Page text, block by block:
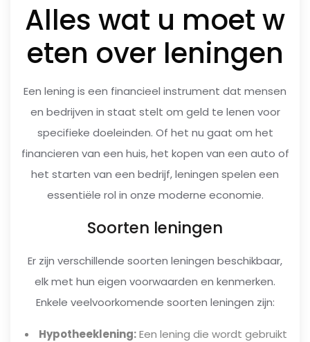
Alles wat u moet w
eten over leningen
Een lening is een financieel instrument dat mensen
en bedrijven in staat stelt om geld te lenen voor
specifieke doeleinden. Of het nu gaat om het
financieren van een huis, het kopen van een auto of
het starten van een bedrijf, leningen spelen een
essentiële rol in onze moderne economie.
Soorten leningen
Er zijn verschillende soorten leningen beschikbaar,
elk met hun eigen voorwaarden en kenmerken.
Enkele veelvoorkomende soorten leningen zijn:
Hypotheeklening:Een lening die wordt gebruikt